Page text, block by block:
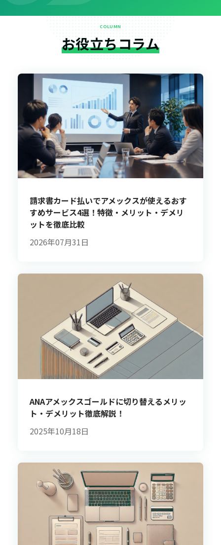
COLUMN
お役立ちコラム
請求書カード払いでアメックスが使えるおす
すめサービス4選！特徴・メリット・デメリ
ットを徹底比較
2026年07月31日
ANAアメックスゴールドに切り替えるメリッ
ト・デメリット徹底解説！
2025年10月18日